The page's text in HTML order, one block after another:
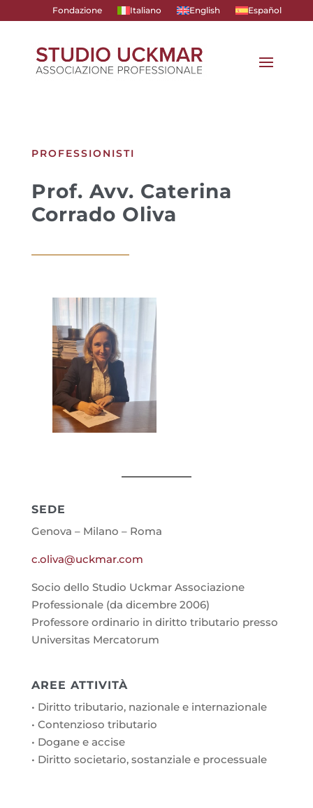
Fondazione Italiano English Español
PROFESSIONISTI
Prof. Avv. Caterina
Corrado Oliva
SEDE
Genova – Milano – Roma
c.oliva@uckmar.com
Socio dello Studio Uckmar Associazione
Professionale (da dicembre 2006)
Professore ordinario in diritto tributario presso
Universitas Mercatorum
AREE ATTIVITÀ
• Diritto tributario, nazionale e internazionale
• Contenzioso tributario
• Dogane e accise
• Diritto societario, sostanziale e processuale